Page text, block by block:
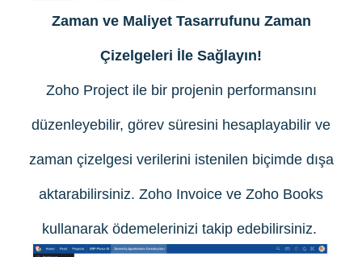
Zaman ve Maliyet Tasarrufunu Zaman
Çizelgeleri İle Sağlayın!
Zoho Project ile bir projenin performansını
düzenleyebilir, görev süresini hesaplayabilir ve
zaman çizelgesi verilerini istenilen biçimde dışa
aktarabilirsiniz. Zoho Invoice ve Zoho Books
kullanarak ödemelerinizi takip edebilirsiniz.